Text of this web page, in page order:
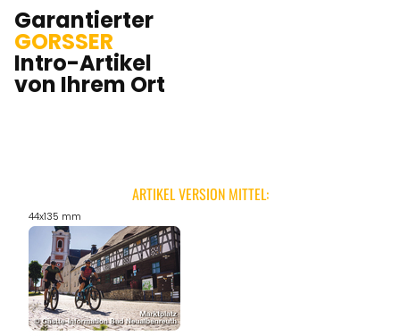
Garantierter
GORSSER
Intro-Artikel
von Ihrem Ort
ARTIKEL VERSION MITTEL:
44x135 mm